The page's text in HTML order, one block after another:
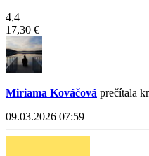
4,4
17,30 €
Miriama Kováčová prečítala
09.03.2026 07:59